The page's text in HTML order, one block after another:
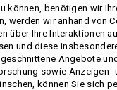
Personalisierung:
mehr
24
können, benötigen wir
werden wir anhand von
über Ihre Interaktionen
und diese
Angebote
sowie Anzeigen-
können Sie sich